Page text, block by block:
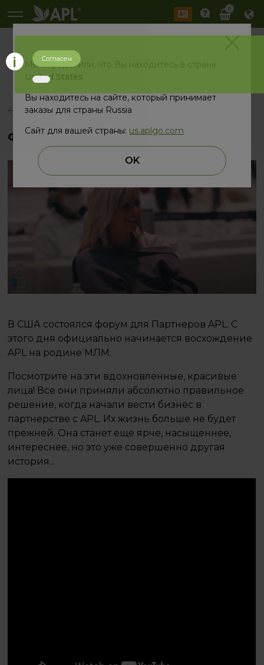
0
История
2026 год
назад
Форум RISE в одной минуте
В США состоялся форум для Партнеров APL. С
этого дня официально начинается восхождение
APL на родине МЛМ.
Посмотрите на эти вдохновленные, красивые
лица! Все они приняли абсолютно правильное
решение, когда начали вести бизнес в
партнерстве с APL. Их жизнь больше не будет
прежней. Она станет еще ярче, насыщеннее,
интереснее, но это уже совершенно другая
история...
Мы определили, что Вы находитесь в стране
United States
Вы находитесь на сайте, который принимает
заказы для страны Russia
Сайт для вашей страны: us.aplgo.com
OK
Согласен